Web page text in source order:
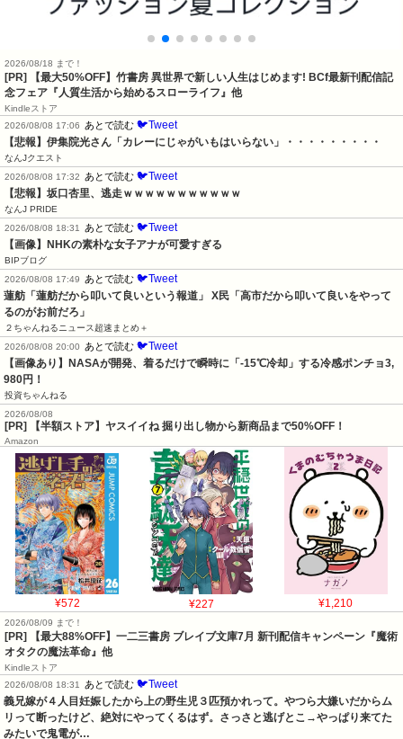
2026/08/18 まで！
[PR] 【最大50%OFF】竹書房 異世界で新しい人生はじめます! BCf最新刊配信記
念フェア『人質生活から始めるスローライフ』他
Kindleストア
2026/08/08 17:06
あとで読む 🐦Tweet
【悲報】伊集院光さん「カレーにじゃがいもはいらない」・・・・・・・・・
なんJクエスト
2026/08/08 17:32
あとで読む 🐦Tweet
【悲報】坂口杏里、逃走ｗｗｗｗｗｗｗｗｗｗｗ
なんJ PRIDE
2026/08/08 18:31
あとで読む 🐦Tweet
【画像】NHKの素朴な女子アナが可愛すぎる
BIPブログ
2026/08/08 17:49
あとで読む 🐦Tweet
蓮舫「蓮舫だから叩いて良いという報道」 X民「高市だから叩いて良いをやって
るのがお前だろ」
２ちゃんねるニュース超速まとめ＋
2026/08/08 20:00
あとで読む 🐦Tweet
【画像あり】NASAが開発、着るだけで瞬時に「-15℃冷却」する冷感ポンチョ3,
980円！
投資ちゃんねる
2026/08/08
[PR] 【半額ストア】ヤスイイね 掘り出し物から新商品まで50%OFF！
Amazon
¥572 ¥227 ¥1,210
2026/08/09 まで！
[PR] 【最大88%OFF】一二三書房 ブレイブ文庫7月 新刊配信キャンペーン『魔術
オタクの魔法革命』他
Kindleストア
2026/08/08 18:31
あとで読む 🐦Tweet
義兄嫁が４人目妊娠したから上の野生児３匹預かれって。やつら大嫌いだからム
リって断ったけど、絶対にやってくるはず。さっさと逃げとこ→やっぱり来てた
みたいで鬼電が…